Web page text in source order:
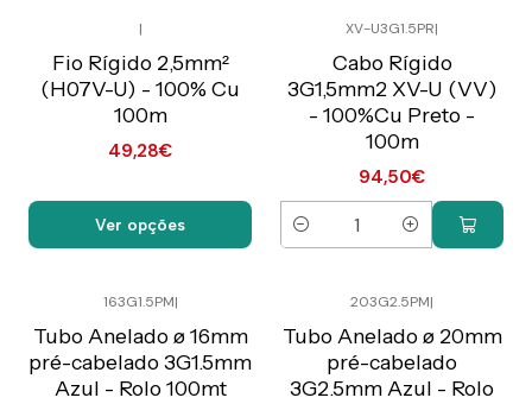
C/IVA
|
Fio Rígido 2,5mm²
(H07V-U) - 100% Cu
100m
49,28€
Ver opções
C/IVA
XV-U3G1.5PR|
Cabo Rígido
3G1,5mm2 XV-U (VV)
- 100%Cu Preto -
100m
94,50€
Quantidade
C/IVA
163G1.5PM|
Tubo Anelado ø 16mm
pré-cabelado 3G1.5mm
Azul - Rolo 100mt
C/IVA
203G2.5PM|
Tubo Anelado ø 20mm
pré-cabelado
3G2.5mm Azul - Rolo